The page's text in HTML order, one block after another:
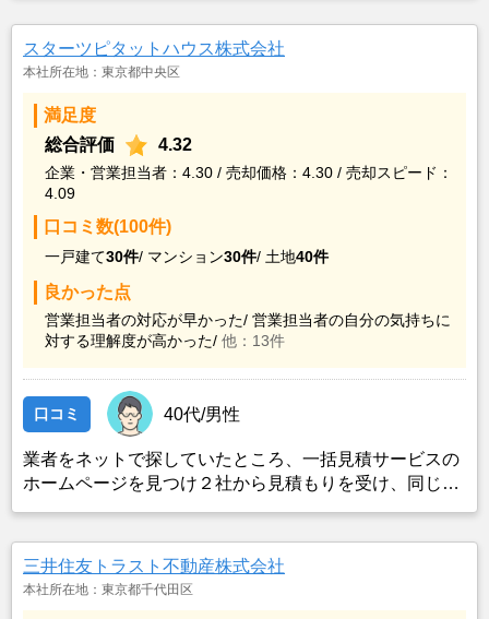
イスの影響もあった。
スターツピタットハウス株式会社
本社所在地：東京都中央区
満足度
総合評価
4.32
企業・営業担当者：4.30 / 売却価格：4.30 / 売却スピード：
4.09
口コミ数(100件)
一戸建て30件/ マンション30件/ 土地40件
良かった点
営業担当者の対応が早かった/ 営業担当者の自分の気持ちに
対する理解度が高かった/ 他：13件
口コミ 40代/男性
業者をネットで探していたところ、一括見積サービスの
ホームページを見つけ２社から見積もりを受け、同じ条
が決まったため。
三井住友トラスト不動産株式会社
本社所在地：東京都千代田区